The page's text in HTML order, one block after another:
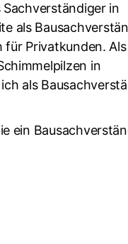
Sachverständiger in
als
Privatkunden. Als
in
als
ein